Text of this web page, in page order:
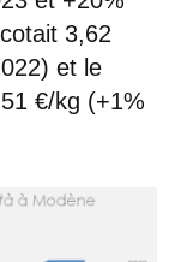
cotait 3,62
et le
€/kg (+1%